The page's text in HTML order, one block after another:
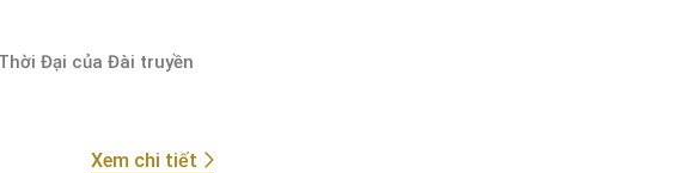
Đại của Đài truyền
Xem chi tiết